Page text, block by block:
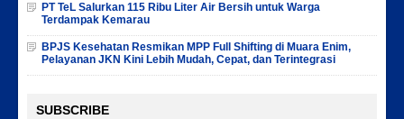
PT TeL Salurkan 115 Ribu Liter Air Bersih untuk Warga
Terdampak Kemarau
BPJS Kesehatan Resmikan MPP Full Shifting di Muara Enim,
Pelayanan JKN Kini Lebih Mudah, Cepat, dan Terintegrasi
SUBSCRIBE